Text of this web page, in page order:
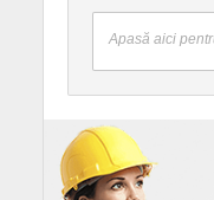
Apasă aici